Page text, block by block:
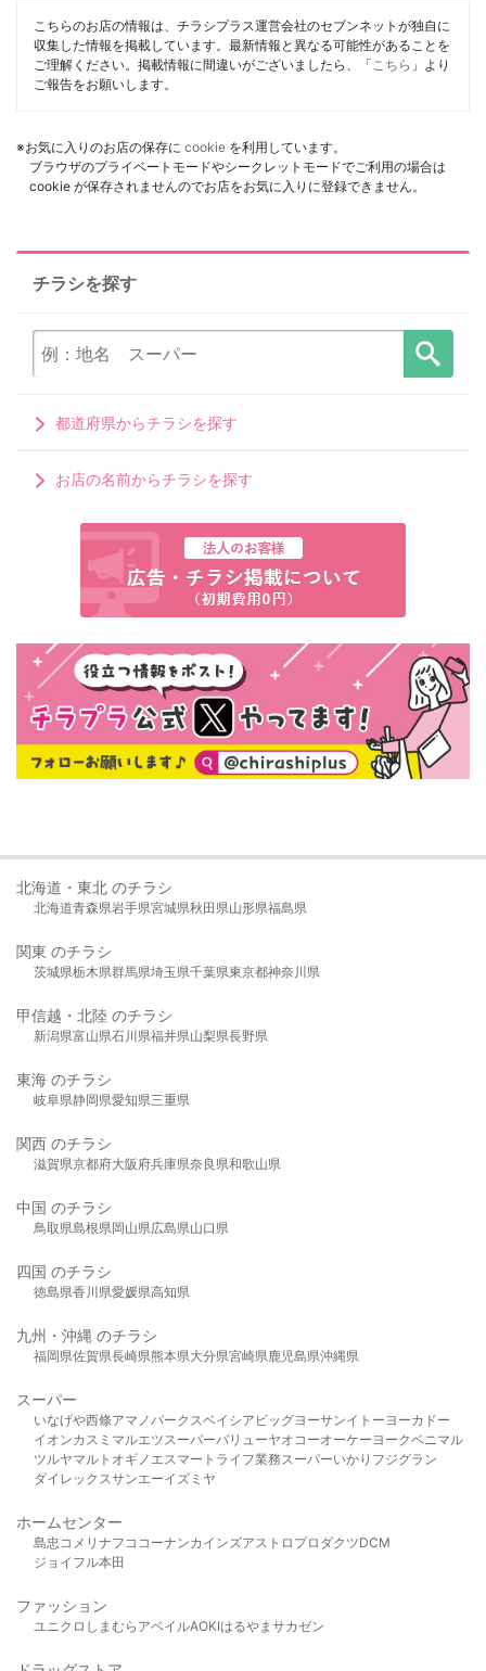
こちらのお店の情報は、チラシプラス運営会社のセブンネットが独自に
収集した情報を掲載しています。最新情報と異なる可能性があることを
ご理解ください。掲載情報に間違いがございましたら、「 こちら 」より
ご報告をお願いします。
※お気に入りのお店の保存に cookie を利用しています。
ブラウザのプライベートモードやシークレットモードでご利用の場合は
cookie が保存されませんのでお店をお気に入りに登録できません。
チラシを探す
都道府県からチラシを探す
お店の名前からチラシを探す
北海道・東北 のチラシ
北海道青森県岩手県宮城県秋田県山形県福島県
関東 のチラシ
茨城県栃木県群馬県埼玉県千葉県東京都神奈川県
甲信越・北陸 のチラシ
新潟県富山県石川県福井県山梨県長野県
東海 のチラシ
岐阜県静岡県愛知県三重県
関西 のチラシ
滋賀県京都府大阪府兵庫県奈良県和歌山県
中国 のチラシ
鳥取県島根県岡山県広島県山口県
四国 のチラシ
徳島県香川県愛媛県高知県
九州・沖縄 のチラシ
福岡県佐賀県長崎県熊本県大分県宮崎県鹿児島県沖縄県
スーパー
いなげや西條アマノパークスベイシア ビッグヨーサンイトーヨーカドー
イオンカスミ マルエツスーパーバリューヤオコーオーケー ヨークベニマル
ツルヤマルト オギノ エスマート ライフ業務スーパーいかり フジグラン
ダイレックスサンエーイズミヤ
ホームセンター
島忠 コメリ ナフコ コーナンカインズアストロプロダクツDCM
ジョイフル本田
ファッション
ユニクロ しまむら アベイルAOKIはるやま サカゼン